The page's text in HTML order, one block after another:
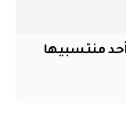
أحد منتسبيها